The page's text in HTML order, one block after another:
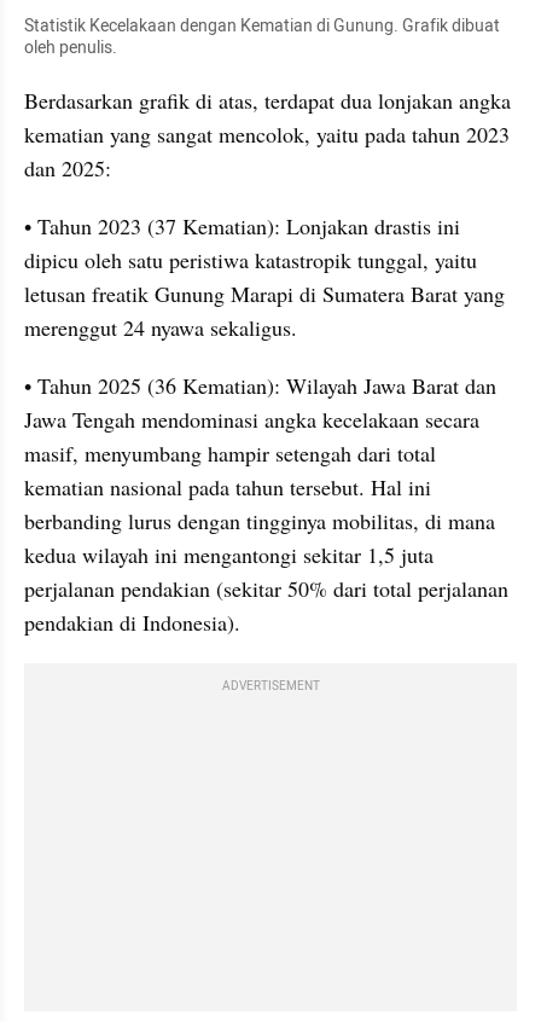
Statistik Kecelakaan dengan Kematian di Gunung. Grafik dibuat
oleh penulis.
Berdasarkan grafik di atas, terdapat dua lonjakan angka
kematian yang sangat mencolok, yaitu pada tahun 2023
dan 2025:
• Tahun 2023 (37 Kematian): Lonjakan drastis ini
dipicu oleh satu peristiwa katastropik tunggal, yaitu
letusan freatik Gunung Marapi di Sumatera Barat yang
merenggut 24 nyawa sekaligus.
• Tahun 2025 (36 Kematian): Wilayah Jawa Barat dan
Jawa Tengah mendominasi angka kecelakaan secara
masif, menyumbang hampir setengah dari total
kematian nasional pada tahun tersebut. Hal ini
berbanding lurus dengan tingginya mobilitas, di mana
kedua wilayah ini mengantongi sekitar 1,5 juta
perjalanan pendakian (sekitar 50% dari total perjalanan
pendakian di Indonesia).
ADVERTISEMENT